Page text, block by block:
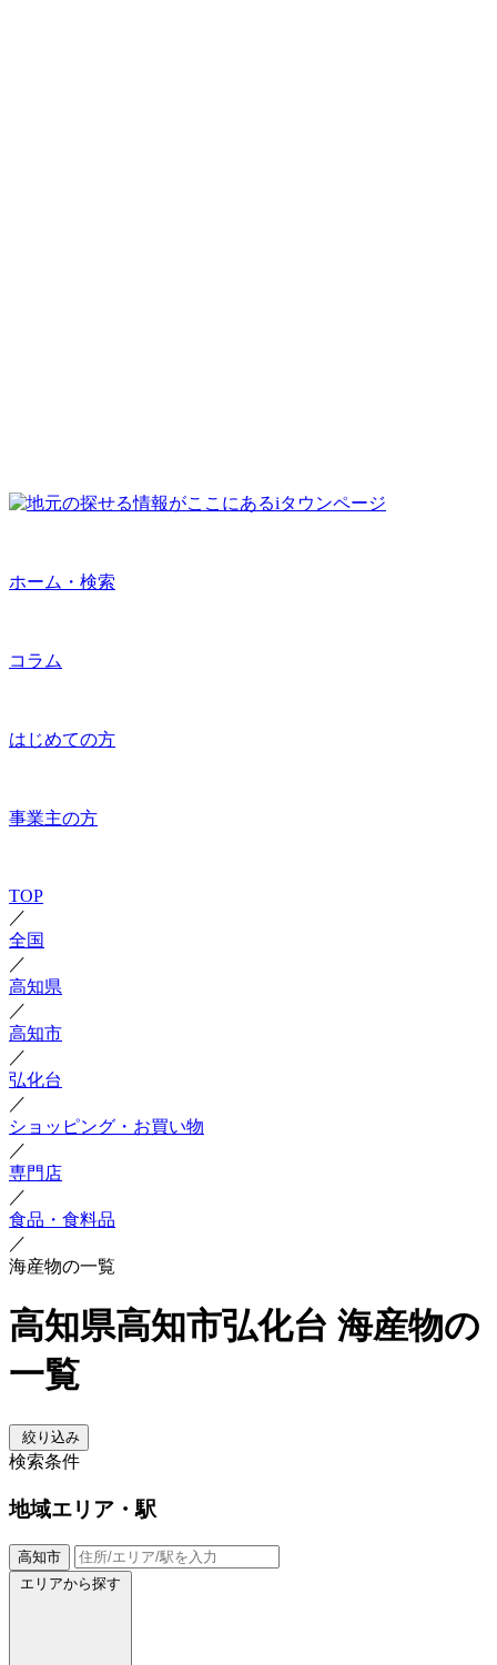
ホーム・検索
コラム
はじめての方
事業主の方
TOP
／
全国
／
高知県
／
高知市
／
弘化台
／
ショッピング・お買い物
／
専門店
／
食品・食料品
／
海産物の一覧
高知県高知市弘化台 海産物の
一覧
絞り込み
検索条件
地域エリア・駅
高知市
エリアから探す